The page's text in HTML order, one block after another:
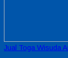
Jual Toga Wisuda